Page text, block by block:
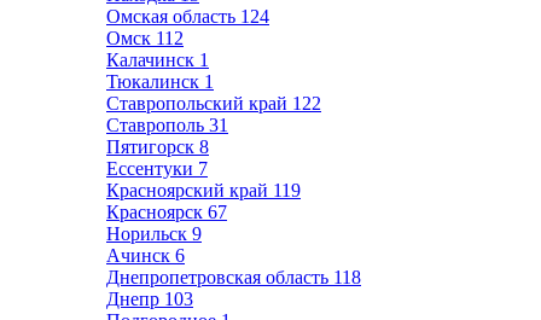
Омская область 124
Омск 112
Калачинск 1
Тюкалинск 1
Ставропольский край 122
Ставрополь 31
Пятигорск 8
Ессентуки 7
Красноярский край 119
Красноярск 67
Норильск 9
Ачинск 6
Днепропетровская область 118
Днепр 103